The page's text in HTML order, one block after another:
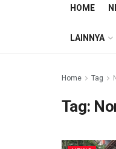
HOME
LAINNYA
Home Tag
Tag: